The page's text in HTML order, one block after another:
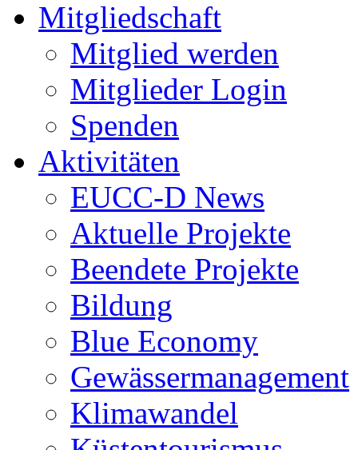
Mitgliedschaft
Mitglied werden
Mitglieder Login
Spenden
Aktivitäten
EUCC-D News
Aktuelle Projekte
Beendete Projekte
Bildung
Blue Economy
Gewässermanagement
Klimawandel